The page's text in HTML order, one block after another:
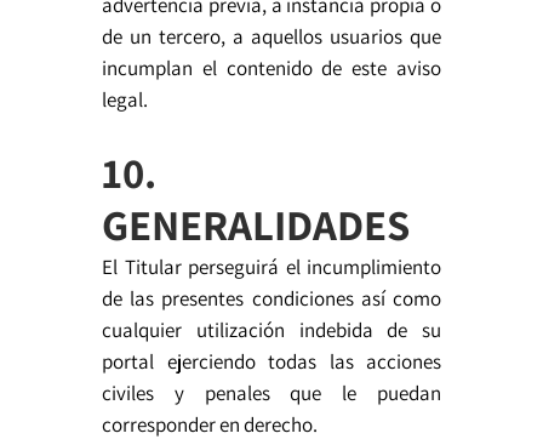
de un tercero, a aquellos usuarios que
incumplan el contenido de este aviso
legal.
10.
GENERALIDADES
El Titular perseguirá el incumplimiento
de las presentes condiciones así como
cualquier utilización indebida de su
portal ejerciendo todas las acciones
civiles y penales que le puedan
corresponder en derecho.